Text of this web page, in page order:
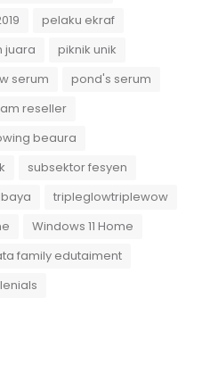
pelaku ekraf
juara
piknik unik
serum
pond's serum
reseller
beaura
subsektor fesyen
tripleglowtriplewow
Windows 11 Home
family edutaiment